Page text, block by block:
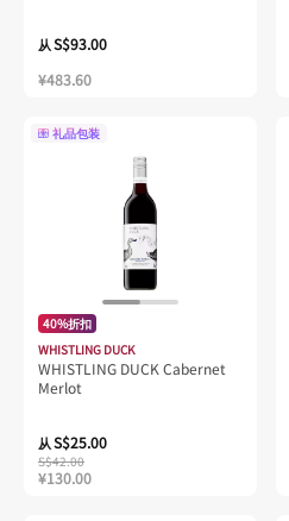
从S$93.00
¥483.60
礼品包装
40%折扣
WHISTLING DUCK
WHISTLING DUCK Cabernet
Merlot
从S$25.00
S$42.00
¥130.00